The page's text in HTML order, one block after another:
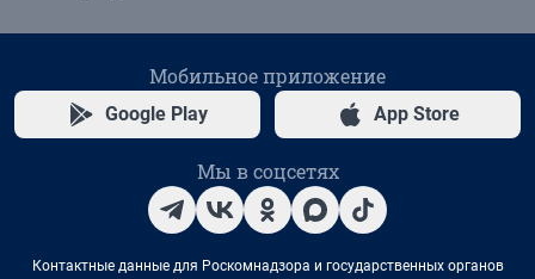
Мобильное приложение
Google Play App Store
Мы в соцсетях
Контактные данные для Роскомнадзора и государственных органов